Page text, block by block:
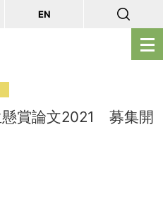
メ
ニ
を
EN
懸賞論文2021 募集開